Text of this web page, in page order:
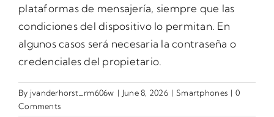
plataformas de mensajería, siempre que las
condiciones del dispositivo lo permitan. En
algunos casos será necesaria la contraseña o
credenciales del propietario.
By jvanderhorst_rm606w | June 8, 2026 | Smartphones | 0
Comments